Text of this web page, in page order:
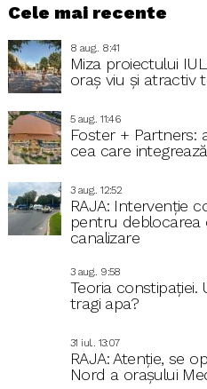
Cele mai recente
8 aug.. 8:41
Miza proiectului
oraș viu și atractiv
5 aug.. 11:46
Foster + Partners:
cea care
3 aug.. 12:52
RAJA: Intervenție
pentru deblocarea
canalizare
3 aug.. 9:58
Teoria
tragi apa?
31 iul.. 13:07
RAJA: Atenție, se
Nord a orașului